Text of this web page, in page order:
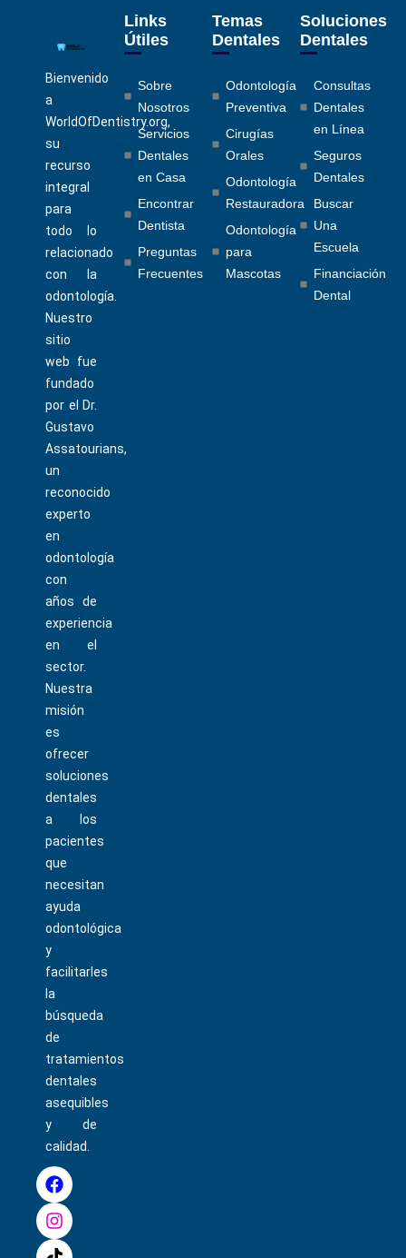
Bienvenido
a
WorldOfDentistry.org,
su
recurso
integral
para
todo lo
relacionado
con la
odontología.
Nuestro
sitio
web fue
fundado
por el Dr.
Gustavo
Assatourians,
un
reconocido
experto
en
odontología
con
años de
experiencia
en el
sector.
Nuestra
misión
es
ofrecer
soluciones
dentales
a los
pacientes
que
necesitan
ayuda
odontológica
y
facilitarles
la
búsqueda
de
tratamientos
dentales
asequibles
y de
calidad.
F
a
c
e
b
I
n
s
t
a
T
i
k
t
o
P
i
n
t
e
Links
Útiles
Sobre
Nosotros
Servicios
Dentales
en Casa
Encontrar
Dentista
Preguntas
Frecuentes
Temas
Dentales
Odontología
Preventiva
Cirugías
Orales
Odontología
Restauradora
Odontología
para
Mascotas
Soluciones
Dentales
Consultas
Dentales
en Línea
Seguros
Dentales
Buscar
Una
Escuela
Financiación
Dental